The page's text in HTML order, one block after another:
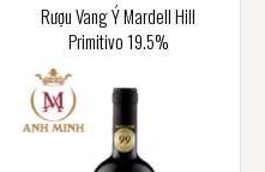
Rượu Vang Ý Mardell Hill
Primitivo 19.5%